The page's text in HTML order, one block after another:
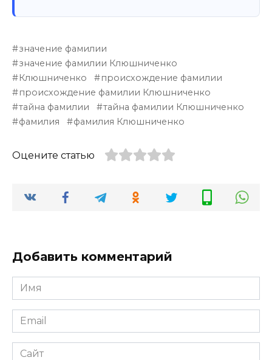
значение фамилии
значение фамилии Клюшниченко
Клюшниченко
происхождение фамилии
происхождение фамилии Клюшниченко
тайна фамилии
тайна фамилии Клюшниченко
фамилия
фамилия Клюшниченко
Оцените статью
Добавить комментарий
Имя
*
Email
*
Сайт